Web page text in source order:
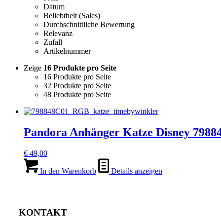
Datum
Beliebtheit (Sales)
Durchschnittliche Bewertung
Relevanz
Zufall
Artikelnummer
Zeige 16 Produkte pro Seite
16 Produkte pro Seite
32 Produkte pro Seite
48 Produkte pro Seite
Pandora Anhänger Katze Disney
€ 49,00
In den Warenkorb Details anzeigen
KONTAKT